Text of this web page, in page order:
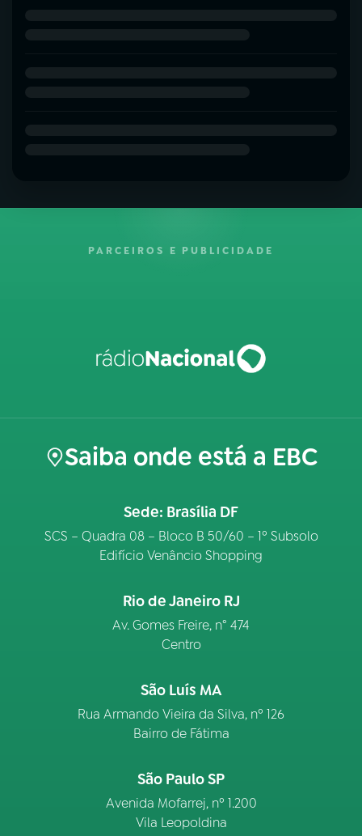
PARCEIROS E PUBLICIDADE
Saiba onde está a EBC
Sede: Brasília DF
SCS – Quadra 08 – Bloco B 50/60 – 1º Subsolo
Edifício Venâncio Shopping
Rio de Janeiro RJ
Av. Gomes Freire, n° 474
Centro
São Luís MA
Rua Armando Vieira da Silva, nº 126
Bairro de Fátima
São Paulo SP
Avenida Mofarrej, nº 1.200
Vila Leopoldina